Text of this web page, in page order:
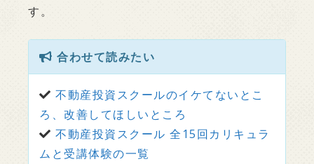
す。
合わせて読みたい
不動産投資スクールのイケてないとこ
ろ、改善してほしいところ
不動産投資スクール 全15回カリキュラ
ムと受講体験の一覧